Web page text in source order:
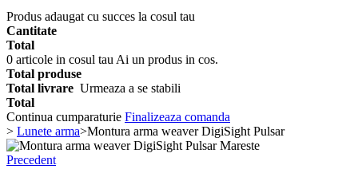
Produs adaugat cu succes la cosul tau
Cantitate
Total
0 articole in cosul tau Ai un produs in cos.
Total produse
Total livrare Urmeaza a se stabili
Total
Continua cumparaturie Finalizeaza comanda
> Lunete arma>Montura arma weaver DigiSight Pulsar
Mareste
Precedent